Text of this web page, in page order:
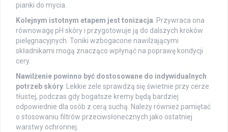
pianki do mycia.
Kolejnym istotnym etapem jest tonizacja . Przywraca ona
równowagę pH skóry i przygotowuje ją do dalszych kroków
pielęgnacyjnych. Toniki wzbogacone nawilżającymi
składnikami mogą znacząco wpłynąć na poprawę kondycji
cery.
Nawilżenie powinno być dostosowane do indywidualnych
potrzeb skóry . Lekkie żele sprawdzą się świetnie przy cerze
tłustej, podczas gdy bogatsze kremy będą bardziej
odpowiednie dla osób z cerą suchą. Należy również pamiętać
o stosowaniu filtrów przeciwsłonecznych jako ostatniej
warstwy ochronnej.